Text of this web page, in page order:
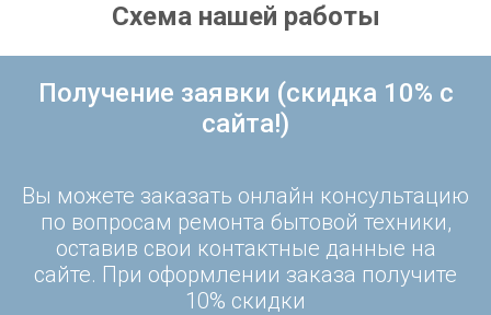
Схема нашей работы
Получение заявки (скидка 10% с
сайта!)
Вы можете заказать онлайн консультацию
по вопросам ремонта бытовой техники,
оставив свои контактные данные на
сайте. При оформлении заказа получите
10% скидки